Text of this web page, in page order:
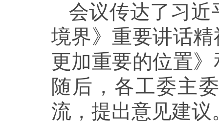
会议传达了习
境界》重要讲话
更加重要的位置
随后，各工委主
流，提出意见建议